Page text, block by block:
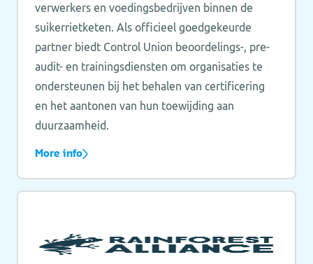
verwerkers en voedingsbedrijven binnen de
suikerrietketen. Als officieel goedgekeurde
partner biedt Control Union beoordelings-, pre-
audit- en trainingsdiensten om organisaties te
ondersteunen bij het behalen van certificering
en het aantonen van hun toewijding aan
duurzaamheid.
More info